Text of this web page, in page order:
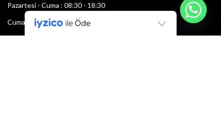
Pazartesi - Cuma : 08:30 - 18:30
Cumartesi : 08:30 - 13:00